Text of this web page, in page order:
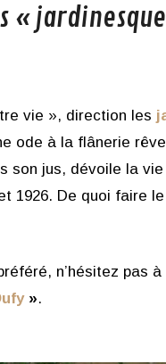
«
vie », direction les
ode à la flânerie
son jus, dévoile la
1926. De quoi faire
n’hésitez pas
».